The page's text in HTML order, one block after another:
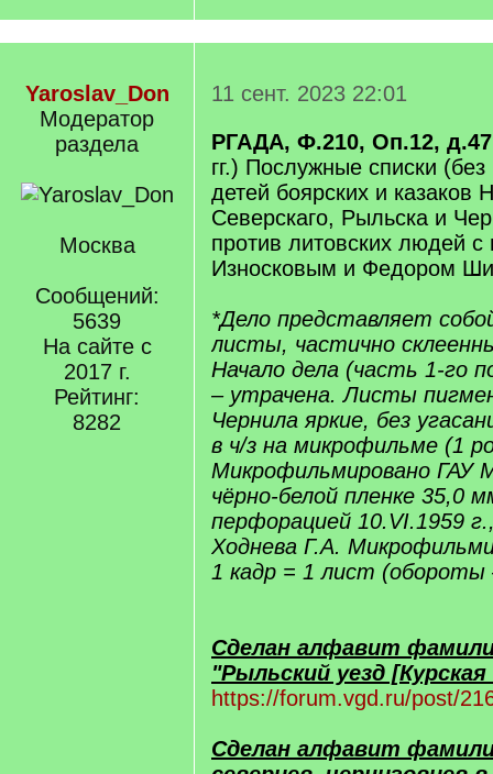
Yaroslav_Don
Модератор
раздела
Москва
Сообщений:
5639
На сайте с
2017 г.
Рейтинг:
8282
11 сент. 2023 22:01
РГАДА, Ф.210, Оп.12, д.47
гг.) Послужные списки
детей боярских и казаков
Северскаго, Рыльска и
против литовских людей
Износковым и Федором
*Дело представляет
листы, частично
Начало дела (часть 1-го
– утрачена. Листы
Чернила яркие, без
в ч/з на микрофильме (1
Микрофильмировано ГАУ
чёрно-белой пленке 35,0
перфорацией 10.VI.1959
Ходнева Г.А.
1 кадр = 1 лист (обороты
Сделан алфавит
"Рыльский уезд
https://forum.vgd.ru/post/
Сделан алфавит